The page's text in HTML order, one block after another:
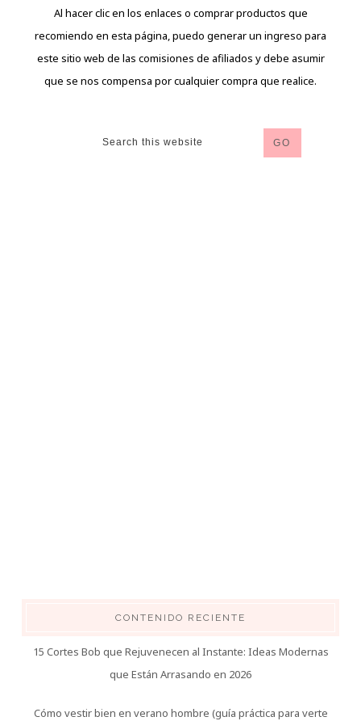
Al hacer clic en los enlaces o comprar productos que
recomiendo en esta página, puedo generar un ingreso para
este sitio web de las comisiones de afiliados y debe asumir
que se nos compensa por cualquier compra que realice.
CONTENIDO RECIENTE
15 Cortes Bob que Rejuvenecen al Instante: Ideas Modernas
que Están Arrasando en 2026
Cómo vestir bien en verano hombre (guía práctica para verte